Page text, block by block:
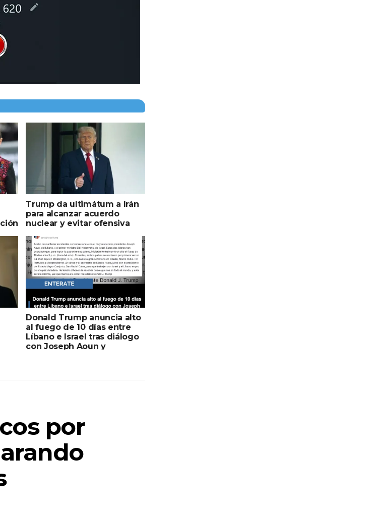
Trump da ultimátum a Irán
para alcanzar acuerdo
nuclear y evitar ofensiva
Donald Trump anuncia alto
al fuego de 10 días entre
Líbano e Israel tras diálogo
con Joseph Aoun y
por